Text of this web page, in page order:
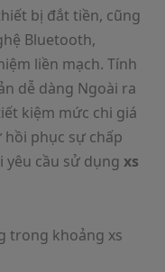
bị đắt tiền, cũng
Bluetooth,
liền mạch. Tính
dễ dàng Ngoài ra
kiệm mức chi giá
phục sự chấp
yêu cầu sử dụngxs
trong khoảng xs